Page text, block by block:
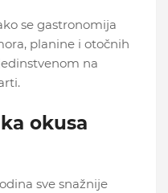
se gastronomija
planine i otočnih
na
okusa
sve snažnije